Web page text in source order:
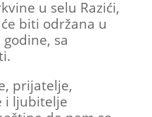
u selu Razići,
biti održana u
sa
prijatelje,
i ljubitelje